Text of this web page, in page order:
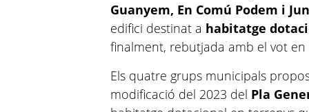
Guanyem, En Comú Podem i
edifici destinat a habitatge
finalment, rebutjada amb el vot
Els quatre grups municipals
modificació del 2023 del Pla